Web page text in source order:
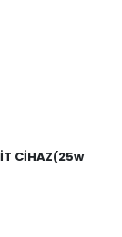
CİHAZ(25w